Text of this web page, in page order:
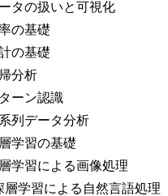
タの扱いと可視化
の基礎
の基礎
分析
ーン認識
列データ分析
学習の基礎
学習による画像処理
学習による自然言語処理